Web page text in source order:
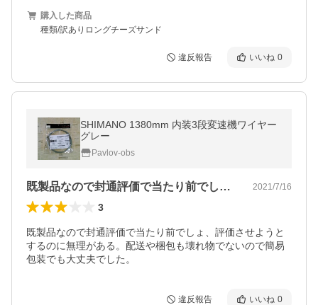
購入した商品
種類/訳ありロングチーズサンド
違反報告 いいね 0
SHIMANO 1380mm 内装3段変速機ワイヤー
グレー
Pavlov-obs
既製品なので封通評価で当たり前でしょ、… 2021/7/16
3
既製品なので封通評価で当たり前でしょ、評価させようと
するのに無理がある。配送や梱包も壊れ物でないので簡易
包装でも大丈夫でした。
違反報告 いいね 0